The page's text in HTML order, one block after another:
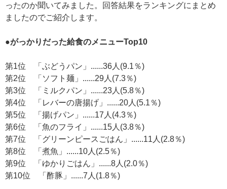
ったのか聞いてみました。回答結果をランキングにまとめ
ましたのでご紹介します。
●がっかりだった給食のメニューTop10
第1位 「ぶどうパン」......36人(9.1％)
第2位 「ソフト麺」......29人(7.3％)
第3位 「ミルクパン」......23人(5.8％)
第4位 「レバーの唐揚げ」......20人(5.1％)
第5位 「揚げパン」......17人(4.3％)
第6位 「魚のフライ」......15人(3.8％)
第7位 「グリーンピースごはん」......11人(2.8％)
第8位 「煮魚」......10人(2.5％)
第9位 「ゆかりごはん」......8人(2.0％)
第10位 「酢豚」......7人(1.8％)